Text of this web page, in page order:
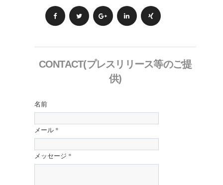
CONTACT(プレスリリース等のご提
供)
名前
メール *
メッセージ *